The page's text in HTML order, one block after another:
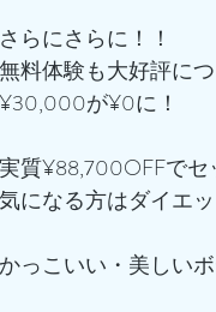
さらにさらに！！
無料体験も大好評に
¥30,000が¥0に！
実質¥88,700OFFでセ
気になる方はダイエ
かっこいい・美しい